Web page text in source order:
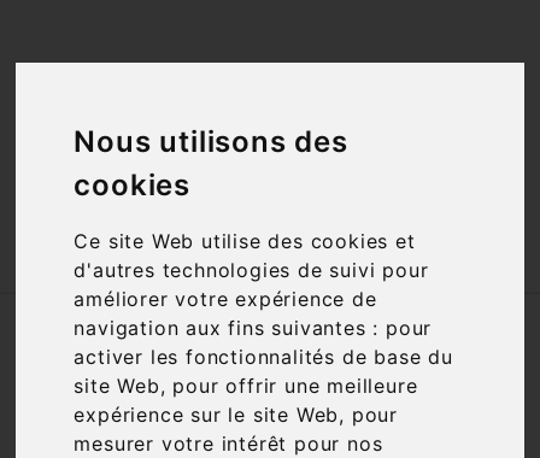
Nous utilisons des
cookies
Ce site Web utilise des cookies et
d'autres technologies de suivi pour
améliorer votre expérience de
navigation aux fins suivantes : pour
activer les fonctionnalités de base du
site Web, pour offrir une meilleure
expérience sur le site Web, pour
mesurer votre intérêt pour nos
Accueil Vins Appellation
AOC
Cabernet d'Anjou
Filtre 1 article